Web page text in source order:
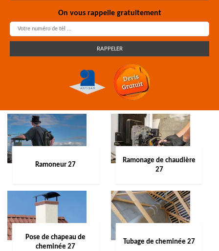
On vous rappelle gratuitement
Ramoneur 27
Ramonage de chaudière
27
Pose de chapeau de
cheminée 27
Tubage de cheminée 27